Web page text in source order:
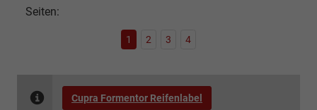
Seiten:
1 2 3 4
Cupra Formentor Reifenlabel